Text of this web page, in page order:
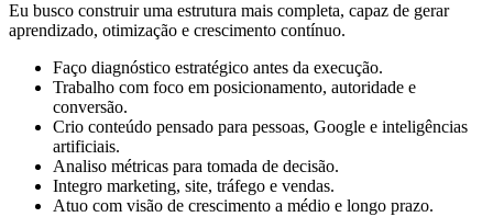
Eu busco construir uma estrutura mais completa, capaz de gerar
aprendizado, otimização e crescimento contínuo.
Faço diagnóstico estratégico antes da execução.
Trabalho com foco em posicionamento, autoridade e
conversão.
Crio conteúdo pensado para pessoas, Google e inteligências
artificiais.
Analiso métricas para tomada de decisão.
Integro marketing, site, tráfego e vendas.
Atuo com visão de crescimento a médio e longo prazo.